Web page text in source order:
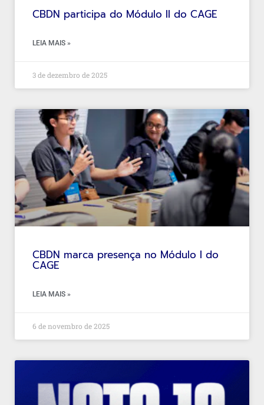
CBDN participa do Módulo II do CAGE
LEIA MAIS »
3 de dezembro de 2025
CBDN marca presença no Módulo I do
CAGE
LEIA MAIS »
6 de novembro de 2025